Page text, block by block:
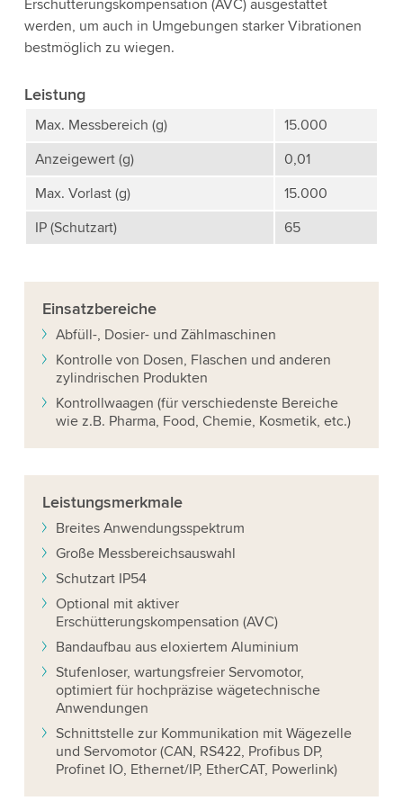
Erschütterungskompensation (AVC) ausgestattet
werden, um auch in Umgebungen starker Vibrationen
bestmöglich zu wiegen.
Leistung
Max. Messbereich (g)
15.000
Anzeigewert (g)
0,01
Max. Vorlast (g)
15.000
IP (Schutzart)
65
Einsatzbereiche
Abfüll-, Dosier- und Zählmaschinen
Kontrolle von Dosen, Flaschen und anderen
zylindrischen Produkten
Kontrollwaagen (für verschiedenste Bereiche
wie z.B. Pharma, Food, Chemie, Kosmetik, etc.)
Leistungsmerkmale
Breites Anwendungsspektrum
Große Messbereichsauswahl
Schutzart IP54
Optional mit aktiver
Erschütterungskompensation (AVC)
Bandaufbau aus eloxiertem Aluminium
Stufenloser, wartungsfreier Servomotor,
optimiert für hochpräzise wägetechnische
Anwendungen
Schnittstelle zur Kommunikation mit Wägezelle
und Servomotor (CAN, RS422, Profibus DP,
Profinet IO, Ethernet/IP, EtherCAT, Powerlink)